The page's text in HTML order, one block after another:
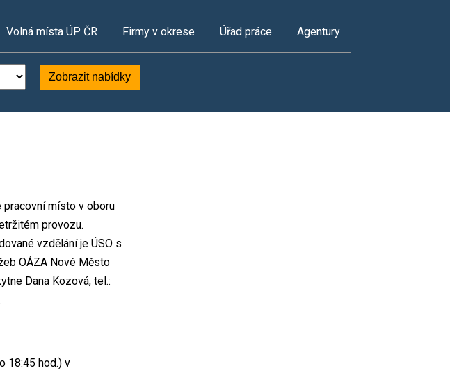
Volná místa ÚP ČR Firmy v okrese Úřad práce Agentury
Zobrazit nabídky
místo v oboru
provozu.
vzdělání je ÚSO s
OÁZA Nové Město
Dana Kozová, tel.:
18:45 hod.) v